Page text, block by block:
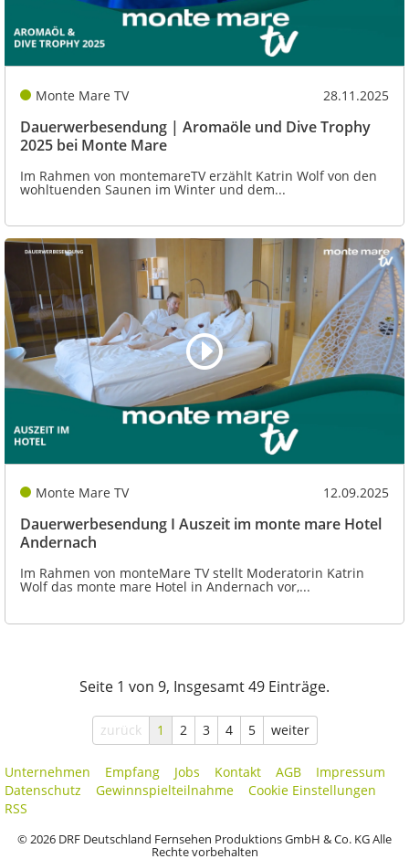
Monte Mare TV 28.11.2025
Dauerwerbesendung | Aromaöle und Dive Trophy
2025 bei Monte Mare
Im Rahmen von montemareTV erzählt Katrin Wolf von den
wohltuenden Saunen im Winter und dem...
Monte Mare TV 12.09.2025
Dauerwerbesendung I Auszeit im monte mare Hotel
Andernach
Im Rahmen von monteMare TV stellt Moderatorin Katrin
Wolf das monte mare Hotel in Andernach vor,...
Seite 1 von 9, Insgesamt 49 Einträge.
zurück 1 2 3 4 5 weiter
Unternehmen Empfang Jobs Kontakt AGB
Impressum
Datenschutz
Gewinnspielteilnahme
Cookie Einstellungen
RSS
© 2026 DRF Deutschland Fernsehen Produktions GmbH & Co. KG Alle
Rechte vorbehalten